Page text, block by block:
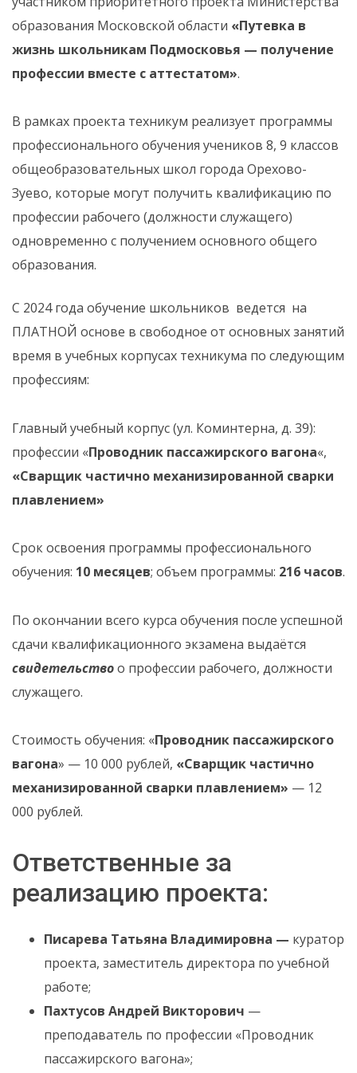
образования Московской области «Путевка в
жизнь школьникам Подмосковья — получение
профессии вместе с аттестатом».
В рамках проекта техникум реализует программы
профессионального обучения учеников 8, 9 классов
общеобразовательных школ города Орехово-
Зуево, которые могут получить квалификацию по
профессии рабочего (должности служащего)
одновременно с получением основного общего
образования.
С 2024 года обучение школьников ведется на
ПЛАТНОЙ основе в свободное от основных занятий
время в учебных корпусах техникума по следующим
профессиям:
Главный учебный корпус (ул. Коминтерна, д. 39):
профессии «Проводник пассажирского вагона«,
«Сварщик частично механизированной сварки
плавлением»
Срок освоения программы профессионального
обучения: 10 месяцев; объем программы: 216 часов.
По окончании всего курса обучения после успешной
сдачи квалификационного экзамена выдаётся
свидетельствоо профессии рабочего, должности
служащего.
Стоимость обучения: «Проводник пассажирского
вагона» — 10 000 рублей, «Сварщик частично
механизированной сварки плавлением» — 12
000 рублей.
Ответственные за
реализацию проекта:
Писарева Татьяна Владимировна — куратор
проекта, заместитель директора по учебной
работе;
Пахтусов Андрей Викторович —
преподаватель по профессии «Проводник
пассажирского вагона»;